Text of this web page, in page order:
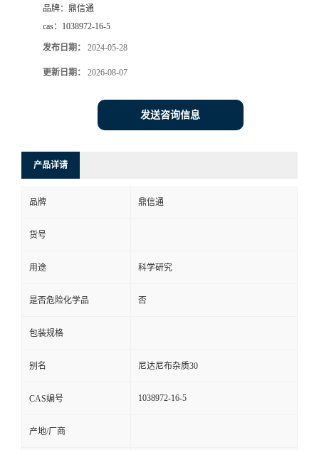
品牌： 鼎信通
cas： 1038972-16-5
发布日期： 2024-05-28
更新日期： 2026-08-07
发送咨询信息
产品详请
品牌 鼎信通
货号
用途 科学研究
是否危险化学品 否
包装规格
别名 尼达尼布杂质30
CAS编号 1038972-16-5
产地/厂商